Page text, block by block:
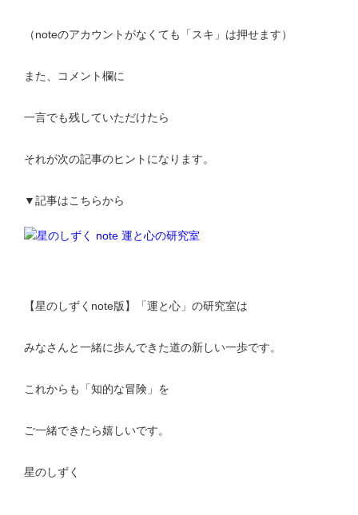
（noteのアカウントがなくても「スキ」は押せます）
また、コメント欄に
一言でも残していただけたら
それが次の記事のヒントになります。
▼記事はこちらから
【星のしずくnote版】「運と心」の研究室は
みなさんと一緒に歩んできた道の新しい一歩です。
これからも「知的な冒険」を
ご一緒できたら嬉しいです。
星のしずく